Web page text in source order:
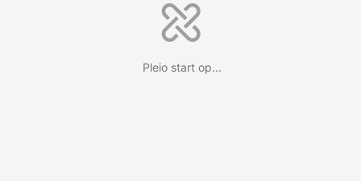
Pleio start op...